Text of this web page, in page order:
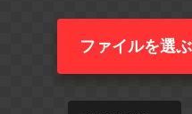
ファイルを選ぶ